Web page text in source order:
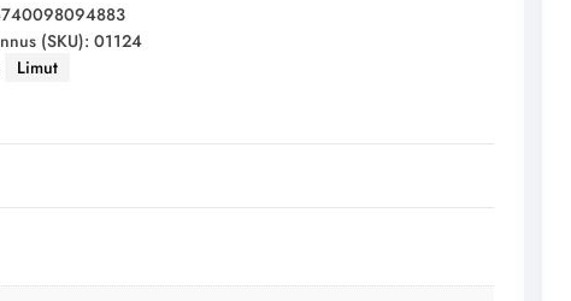
(SKU):01124
Limut